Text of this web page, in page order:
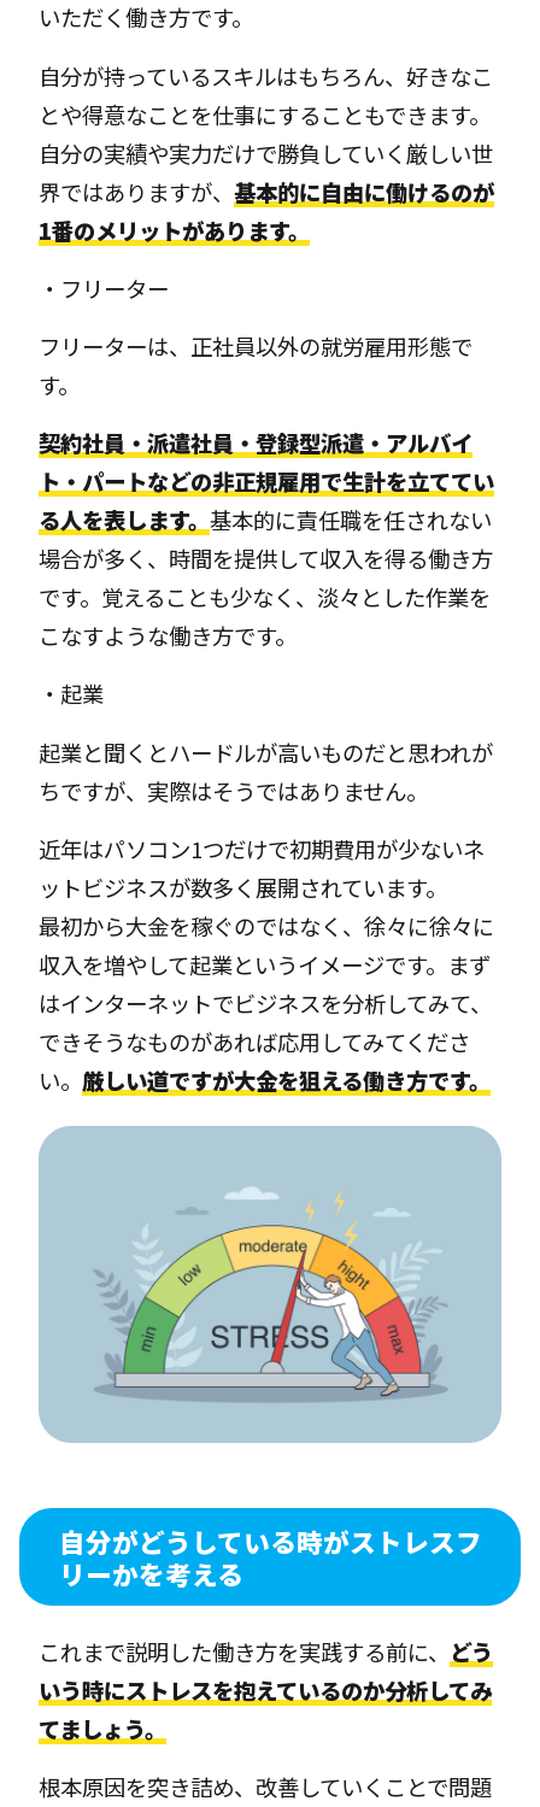
いただく働き方です。
自分が持っているスキルはもちろん、好きなこ
とや得意なことを仕事にすることもできます。
自分の実績や実力だけで勝負していく厳しい世
界ではありますが、基本的に自由に働けるのが
1番のメリットがあります。
・フリーター
フリーターは、正社員以外の就労雇用形態で
す。
契約社員・派遣社員・登録型派遣・アルバイ
ト・パートなどの非正規雇用で生計を立ててい
る人を表します。基本的に責任職を任されない
場合が多く、時間を提供して収入を得る働き方
です。覚えることも少なく、淡々とした作業を
こなすような働き方です。
・起業
起業と聞くとハードルが高いものだと思われが
ちですが、実際はそうではありません。
近年はパソコン1つだけで初期費用が少ないネ
ットビジネスが数多く展開されています。
最初から大金を稼ぐのではなく、徐々に徐々に
収入を増やして起業というイメージです。まず
はインターネットでビジネスを分析してみて、
できそうなものがあれば応用してみてくださ
い。 厳しい道ですが大金を狙える働き方です。
自分がどうしている時がストレスフ
リーかを考える
これまで説明した働き方を実践する前に、 どう
いう時にストレスを抱えているのか分析してみ
てましょう。
根本原因を突き詰め、改善していくことで問題